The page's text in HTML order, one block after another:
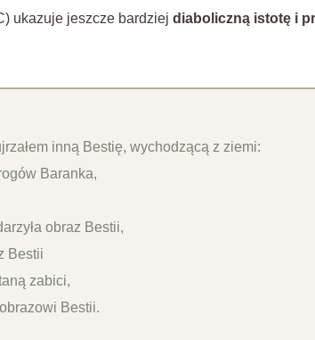
ukazuje jeszcze bardziej diaboliczną istotę i
inną Bestię, wychodzącą z ziemi:
Baranka,
obraz Bestii,
Bestii
zabici,
Bestii.